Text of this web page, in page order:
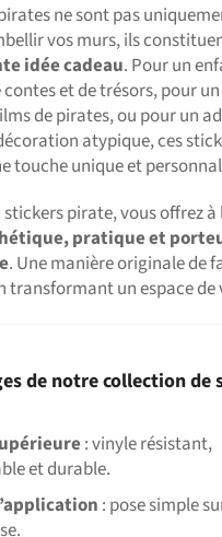
ne sont pas
vos murs, ils
idée cadeau. Pour un
et de trésors, pour un
de pirates, ou pour un
atypique, ces
touche unique et
pirate, vous offrez à
pratique et
. Une manière originale de
transformant un espace de
de notre collection de
: vinyle résistant,
et durable.
: pose simple